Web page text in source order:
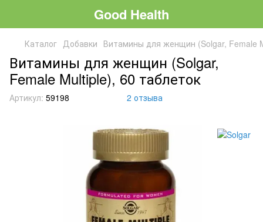
Good Health
Каталог Добавки Витамины для женщин (Solgar, Female
Витамины для женщин (Solgar,
Female Multiple), 60 таблеток
Артикул: 59198 2 отзыва